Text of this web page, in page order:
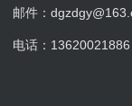
邮件：
电话：